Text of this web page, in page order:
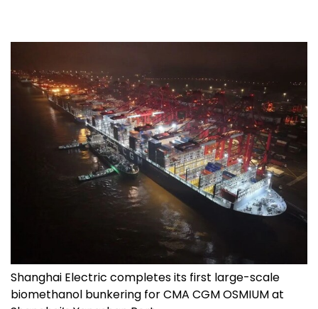
Shanghai Electric completes its first large-scale
biomethanol bunkering for CMA CGM OSMIUM at